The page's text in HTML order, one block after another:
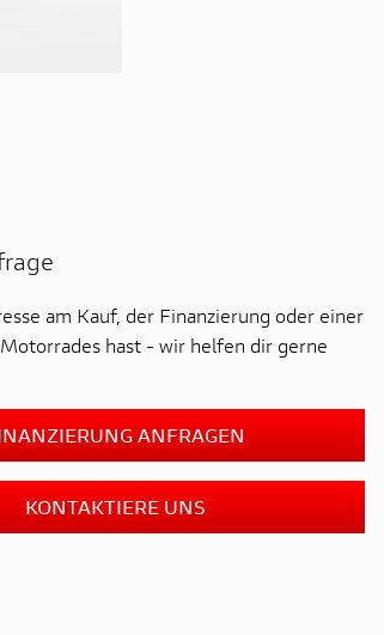
am Kauf, der Finanzierung oder einer
hast - wir helfen dir gerne
ANFRAGEN
KONTAKTIERE UNS